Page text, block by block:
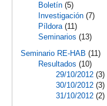
Boletín (5)
Investigación (7)
Píldora(11)
Seminarios (13)
Seminario RE-HAB (11)
Resultados (10)
29/10/2012 (3)
30/10/2012 (3)
31/10/2012 (2)